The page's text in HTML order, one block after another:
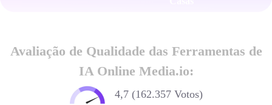
Avaliação de Qualidade das Ferramentas de
IA Online Media.io:
4,7 (162.357 Votos)